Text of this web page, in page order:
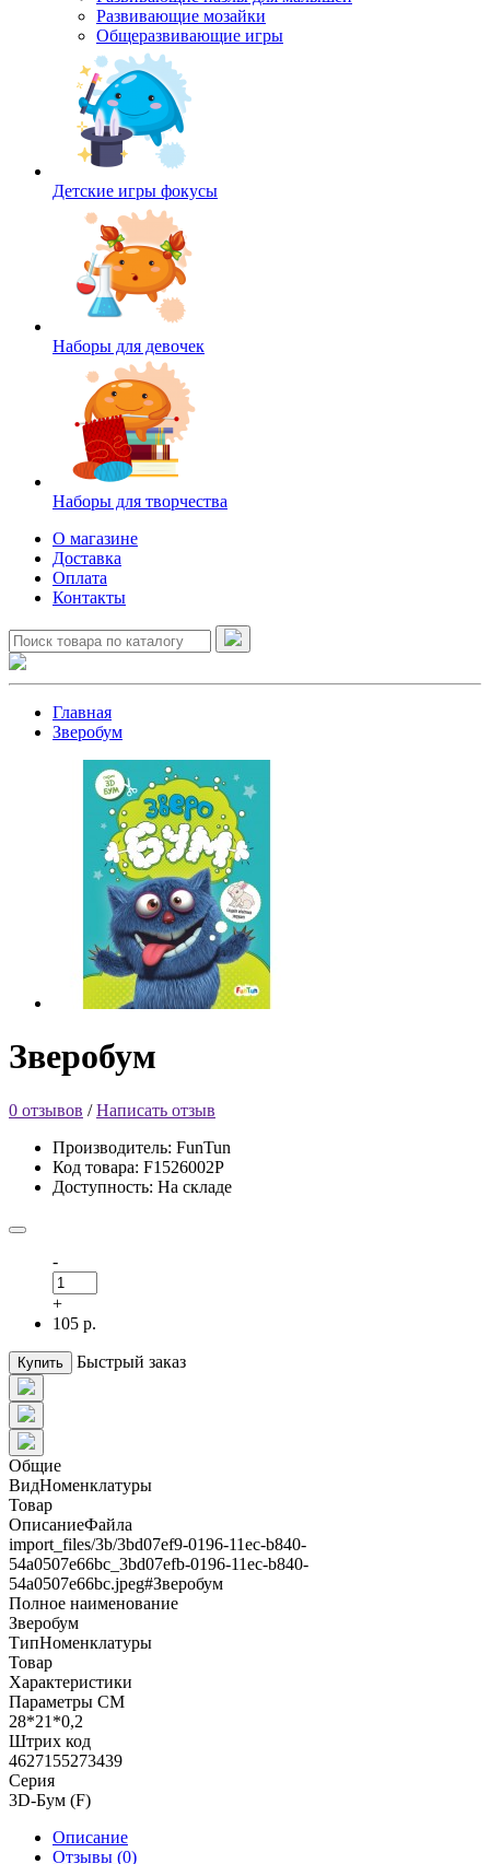
Развивающие мозайки
Общеразвивающие игры
Детские игры фокусы
Наборы для девочек
Наборы для творчества
О магазине
Доставка
Оплата
Контакты
Главная
Зверобум
Зверобум
0 отзывов /Написать отзыв
Производитель: FunTun
Код товара: F1526002Р
Доступность: На складе
-
+
105 р.
Купить Быстрый заказ
Общие
ВидНоменклатуры
Товар
ОписаниеФайла
import_files/3b/3bd07ef9-0196-11ec-b840-
54a0507e66bc_3bd07efb-0196-11ec-b840-
54a0507e66bc.jpeg#Зверобум
Полное наименование
Зверобум
ТипНоменклатуры
Товар
Характеристики
Параметры СМ
28*21*0,2
Штрих код
4627155273439
Серия
3D-Бум (F)
Описание
Отзывы (0)